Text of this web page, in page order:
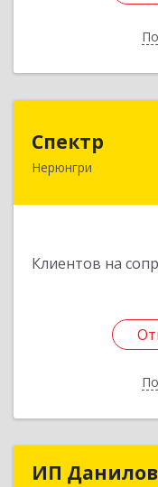
Спектр
Нерюнгри
Клиентов на
678960, Саха /
ИП